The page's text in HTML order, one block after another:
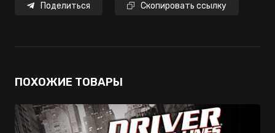
Поделиться Скопировать ссылку
ПОХОЖИЕ ТОВАРЫ